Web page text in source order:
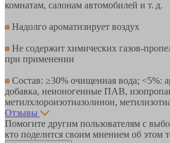
комнатам, салонам автомобилей и т. д.
Надолго ароматизирует воздух
Не содержит химических газов-
при применении
Состав: ≥30% очищенная вода; <5%:
добавка, неионогенные ПАВ,
метилхлороизотиазолинон,
Отзывы
Помогите другим пользователям с
кто поделится своим мнением об этом